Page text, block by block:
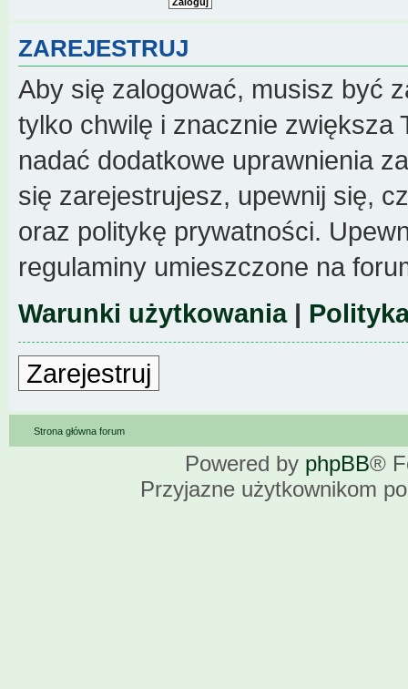
ZAREJESTRUJ
Aby się zalogować, musisz być
tylko chwilę i znacznie zwiększa
nadać dodatkowe uprawnienia
się zarejestrujesz, upewnij się,
oraz politykę prywatności.
regulaminy umieszczone na
Warunki użytkowania|
Zarejestruj
Strona główna forum
Powered by phpBB®
Przyjazne użytkownikom